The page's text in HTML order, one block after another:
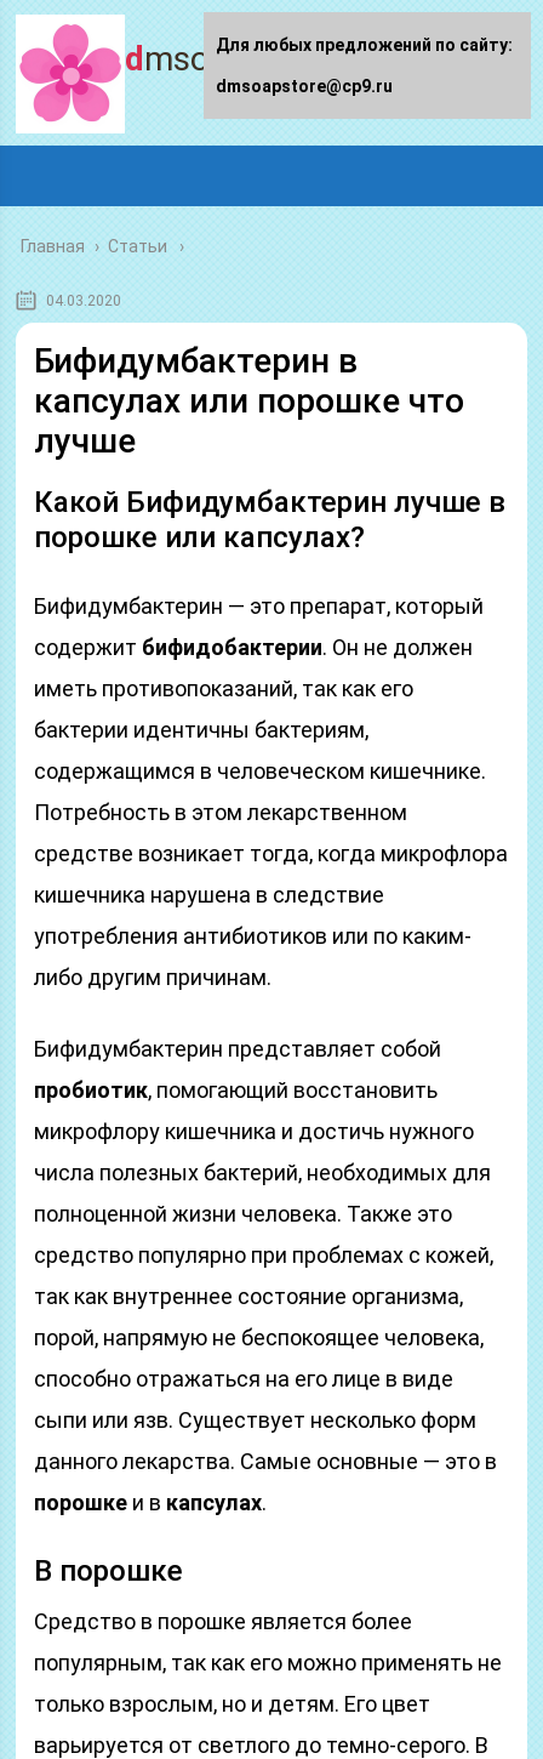
dmsoapstore.ru
Главная › Статьи
04.03.2020
Бифидумбактерин в
капсулах или порошке что
лучше
Какой Бифидумбактерин лучше в
порошке или капсулах?
Бифидумбактерин — это препарат, который
содержит бифидобактерии. Он не должен
иметь противопоказаний, так как его
бактерии идентичны бактериям,
содержащимся в человеческом кишечнике.
Потребность в этом лекарственном
средстве возникает тогда, когда микрофлора
кишечника нарушена в следствие
употребления антибиотиков или по каким-
либо другим причинам.
Бифидумбактерин представляет собой
пробиотик, помогающий восстановить
микрофлору кишечника и достичь нужного
числа полезных бактерий, необходимых для
полноценной жизни человека. Также это
средство популярно при проблемах с кожей,
так как внутреннее состояние организма,
порой, напрямую не беспокоящее человека,
способно отражаться на его лице в виде
сыпи или язв. Существует несколько форм
данного лекарства. Самые основные — это в
порошке и в капсулах.
В порошке
Средство в порошке является более
популярным, так как его можно применять не
только взрослым, но и детям. Его цвет
варьируется от светлого до темно-серого. В
Для любых предложений по сайту:
dmsoapstore@cp9.ru